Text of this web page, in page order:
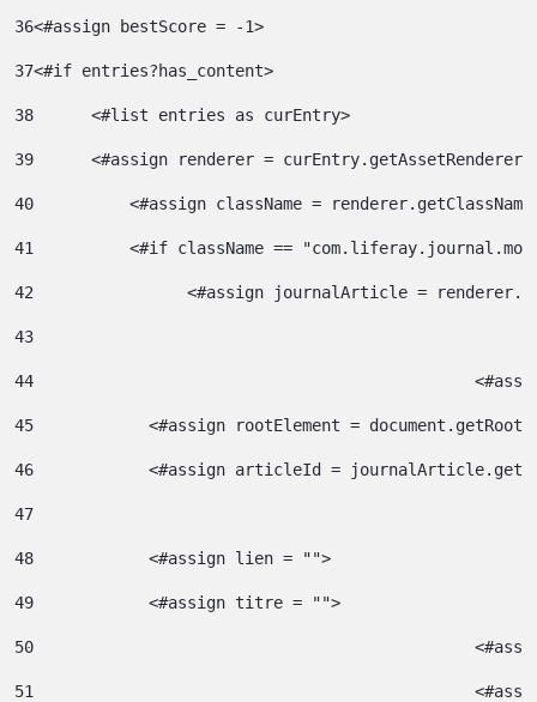
36<#assign bestScore = -1>
37<#if entries?has_content>
38
	<#list entries as curEntry>
39
<#assign renderer =
40
<#assign className =
41
<#if className ==
42
<#assign journalArticle =
43
44
45
<#assign rootElement =
46
<#assign articleId =
47
48
            <#assign lien = "">
49
            <#assign titre = "">
50
51